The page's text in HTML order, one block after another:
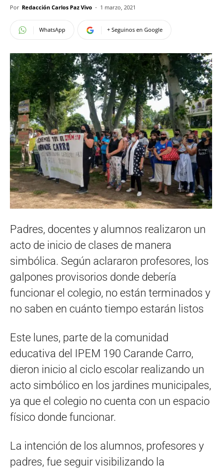
Por Redacción Carlos Paz Vivo - 1 marzo, 2021
WhatsApp + Seguinos en Google
Padres, docentes y alumnos realizaron un
acto de inicio de clases de manera
simbólica. Según aclararon profesores, los
galpones provisorios donde debería
funcionar el colegio, no están terminados y
no saben en cuánto tiempo estarán listos
Este lunes, parte de la comunidad
educativa del IPEM 190 Carande Carro,
dieron inicio al ciclo escolar realizando un
acto simbólico en los jardines municipales,
ya que el colegio no cuenta con un espacio
físico donde funcionar.
La intención de los alumnos, profesores y
padres, fue seguir visibilizando la